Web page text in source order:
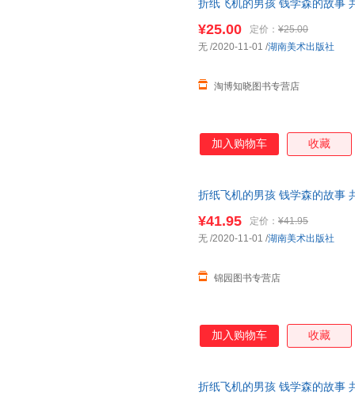
折纸飞机的男孩 钱学森的故事
¥25.00 定价： ¥25.00
淘博知晓图书专营店
无 /2020-11-01 /湖南美术出版社
加入购物车 收藏
折纸飞机的男孩 钱学森的故事
系在线客服
¥41.95 定价： ¥41.95
锦园图书专营店
无 /2020-11-01 /湖南美术出版社
加入购物车 收藏
折纸飞机的男孩 钱学森的故事